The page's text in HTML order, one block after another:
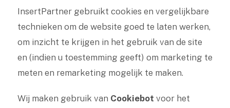
InsertPartner gebruikt cookies en vergelijkbare
technieken om de website goed te laten werken,
om inzicht te krijgen in het gebruik van de site
en (indien u toestemming geeft) om marketing te
meten en remarketing mogelijk te maken.
Wij maken gebruik van Cookiebot voor het